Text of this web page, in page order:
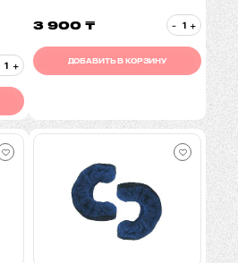
+
3 900 ₸ - +
ДОБАВИТЬ В КОРЗИНУ